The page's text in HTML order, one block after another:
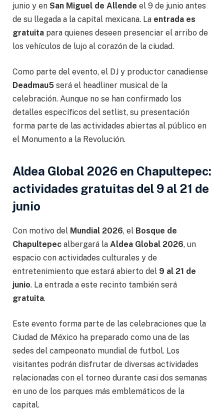
junio y en San Miguel de Allende el 9 de junio antes
de su llegada a la capital mexicana. La entrada es
gratuita para quienes deseen presenciar el arribo de
los vehículos de lujo al corazón de la ciudad.
Como parte del evento, el DJ y productor canadiense
Deadmau5 será el headliner musical de la
celebración. Aunque no se han confirmado los
detalles específicos del setlist, su presentación
forma parte de las actividades abiertas al público en
el Monumento a la Revolución.
Aldea Global 2026 en Chapultepec:
actividades gratuitas del 9 al 21 de
junio
Con motivo del Mundial 2026, el Bosque de
Chapultepec albergará la Aldea Global 2026, un
espacio con actividades culturales y de
entretenimiento que estará abierto del 9 al 21 de
junio. La entrada a este recinto también será
gratuita.
Este evento forma parte de las celebraciones que la
Ciudad de México ha preparado como una de las
sedes del campeonato mundial de futbol. Los
visitantes podrán disfrutar de diversas actividades
relacionadas con el torneo durante casi dos semanas
en uno de los parques más emblemáticos de la
capital.